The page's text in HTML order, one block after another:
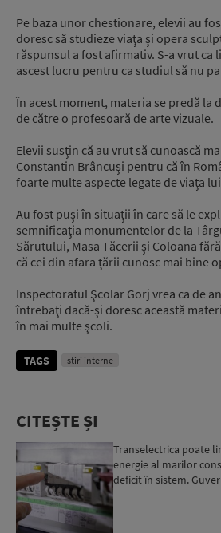
Pe baza unor chestionare, elevii au
doresc să studieze viaţa şi opera
răspunsul a fost afirmativ. S-a vrut ca
ascest lucru pentru ca studiul să nu
În acest moment, materia se predă la
de către o profesoară de arte vizuale.
Elevii susţin că au vrut să cunoască
Constantin Brâncuşi pentru că în
foarte multe aspecte legate de viaţa
Au fost puşi în situaţii în care să le
semnificaţia monumentelor de la
Sărutului, Masa Tăcerii şi Coloana
că cei din afara ţării cunosc mai bine
Inspectoratul Şcolar Gorj vrea ca de
întrebaţi dacă-şi doresc această
în mai multe şcoli.
TAGS stiri interne
CITEȘTE ȘI
Transelectrica poate
energie al marilor
deficit în sistem.